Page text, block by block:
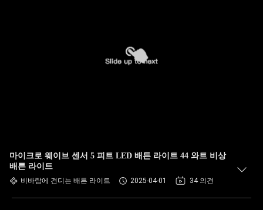
마이크로 웨이브 센서 5 피트 LED 배튼 라이트 44 와트 비상
배튼 라이트
비바람에 견디는 배튼 라이트 2025-04-01 34 의견